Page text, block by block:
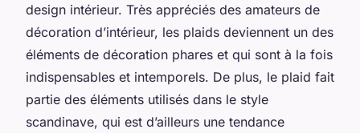
design intérieur. Très appréciés des amateurs de
décoration d’intérieur, les plaids deviennent un des
éléments de décoration phares et qui sont à la fois
indispensables et intemporels. De plus, le plaid fait
partie des éléments utilisés dans le style
scandinave, qui est d’ailleurs une tendance